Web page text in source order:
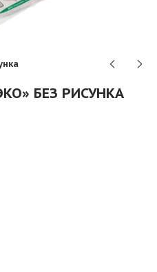
БЕЗ РИСУНКА